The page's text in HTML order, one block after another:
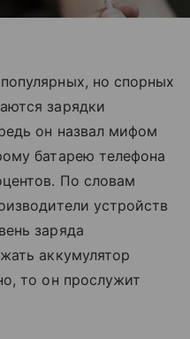
но спорных
зарядки
он назвал мифом
батарею телефона
По словам
устройств
заряда
аккумулятор
то он прослужит